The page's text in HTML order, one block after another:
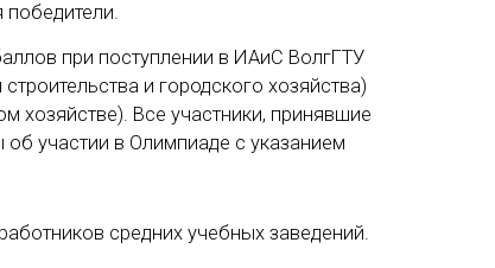
при поступлении в ИАиС ВолгГТУ
и городского хозяйства)
хозяйстве). Все участники, принявшие
участии в Олимпиаде с указанием
средних учебных заведений.